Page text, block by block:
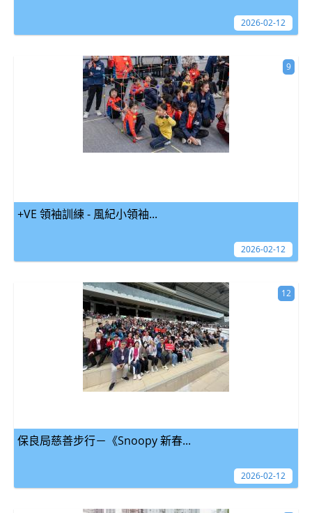
2026-02-12
+VE 領袖訓練 - 風紀小領袖...
9
2026-02-12
保良局慈善步行－《Snoopy 新春...
12
2026-02-12